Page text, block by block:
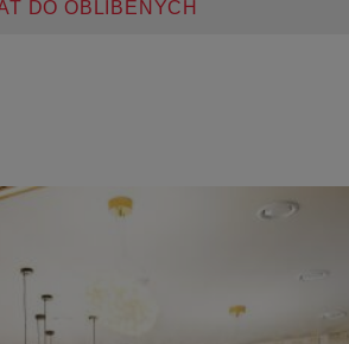
DO OBLÍBENÝCH